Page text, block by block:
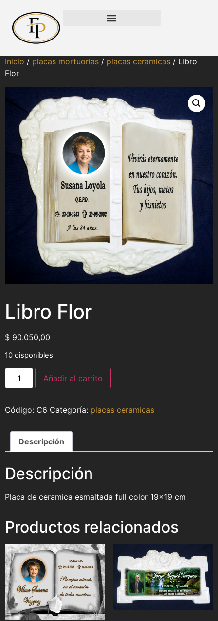
Inicio / placas mortuorias / placas ceramicas / Libro
Flor
Libro Flor
$ 90.050,00
10 disponibles
Añadir al carrito
C6 Categoría: placas ceramicas
Descripción
Descripción
Placa de ceramica esmaltada full color 19×19 cm
Productos relacionados